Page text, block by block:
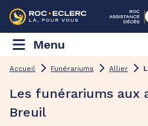
Menu
Accueil Funérariums Allier
Les funérariums aux
Breuil